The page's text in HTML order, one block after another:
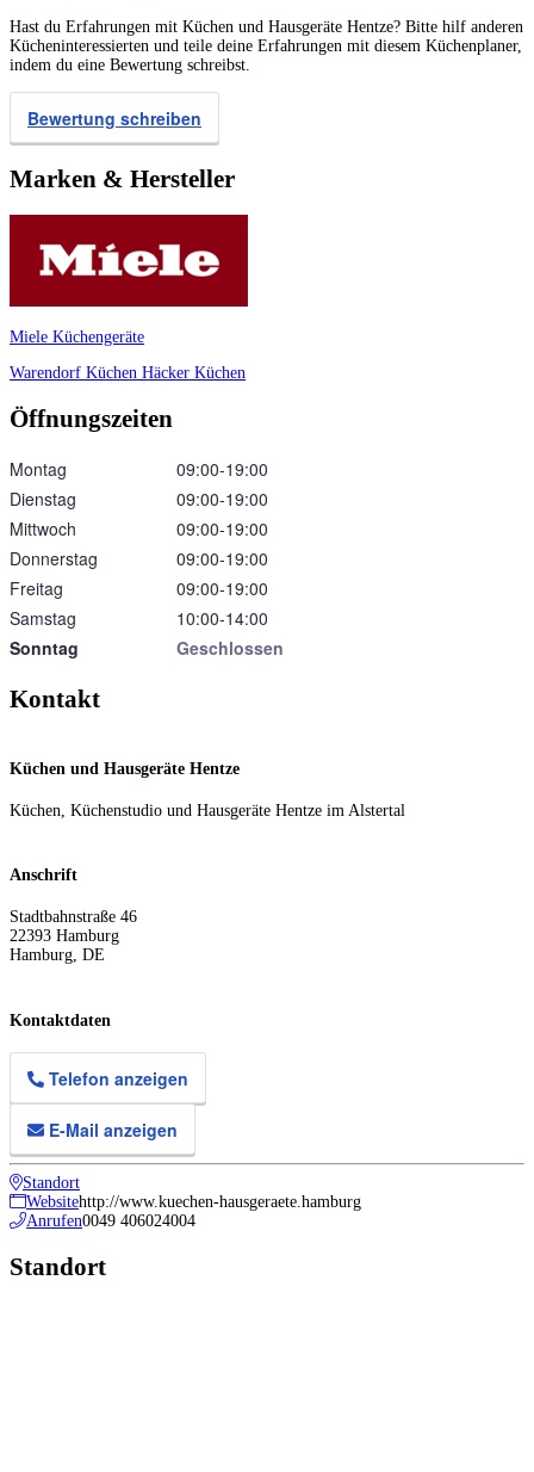
Hast du Erfahrungen mit Küchen und Hausgeräte Hentze? Bitte hilf anderen
Kücheninteressierten und teile deine Erfahrungen mit diesem Küchenplaner,
indem du eine Bewertung schreibst.
Bewertung schreiben
Marken & Hersteller
Miele Küchengeräte
Warendorf Küchen Häcker Küchen
Öffnungszeiten
Montag
09:00‑19:00
Dienstag
09:00‑19:00
Mittwoch
09:00‑19:00
Donnerstag
09:00‑19:00
Freitag
09:00‑19:00
Samstag
10:00‑14:00
Sonntag
Geschlossen
Kontakt
Küchen und Hausgeräte Hentze
Küchen, Küchenstudio und Hausgeräte Hentze im Alstertal
Anschrift
Stadtbahnstraße 46
22393 Hamburg
Hamburg DE
Kontaktdaten
Telefon anzeigen
E-Mail anzeigen
Standort
Websitehttp://www.kuechen-hausgeraete.hamburg
Anrufen0049 406024004
Standort